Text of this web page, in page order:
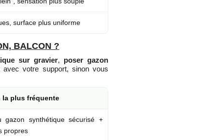
surface plus uniforme
BALCON ?
sur gravier, poser gazon
votre support, sinon vous
la plus fréquente
gazon synthétique sécurisé +
propres